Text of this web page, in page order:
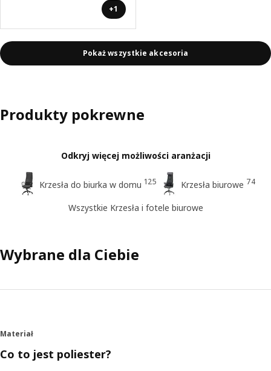
+1
Pokaż wszystkie akcesoria
Produkty pokrewne
Odkryj więcej możliwości aranżacji
Krzesła do biurka w domu 125 Krzesła biurowe 74
Wszystkie Krzesła i fotele biurowe
Wybrane dla Ciebie
Materiał
Co to jest poliester?